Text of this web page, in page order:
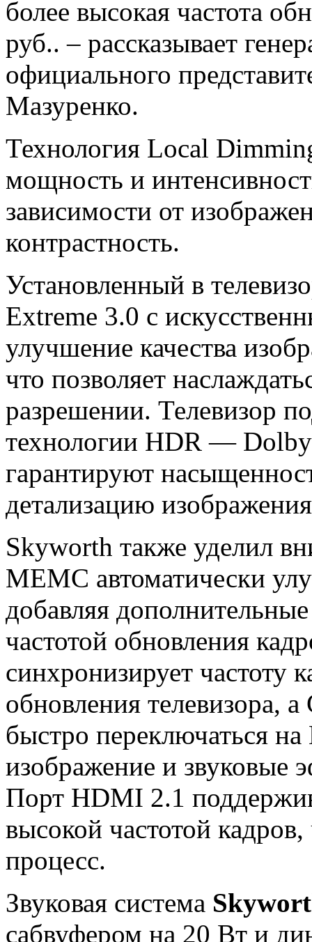
более высокая частота
руб.. – рассказывает
официального
Мазуренко.
Технология Local
мощность и
зависимости от
контрастность.
Установленный в
Extreme 3.0 с
улучшение качества
что позволяет
разрешении. Телевизор
технологии HDR —
гарантируют
детализацию
Skyworth также уделил
MEMC автоматически
добавляя
частотой обновления
синхронизирует частоту
обновления телевизора,
быстро переключаться
изображение и звуковые
Порт HDMI 2.1
высокой частотой
процесс.
Звуковая система
сабвуфером на 20 Вт и